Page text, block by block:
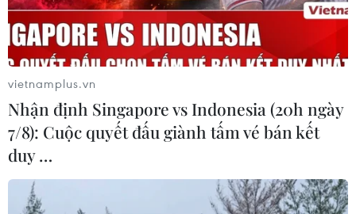
vietnamplus.vn
Nhận định Singapore vs Indonesia (20h ngày
7/8): Cuộc quyết đấu giành tấm vé bán kết
duy …